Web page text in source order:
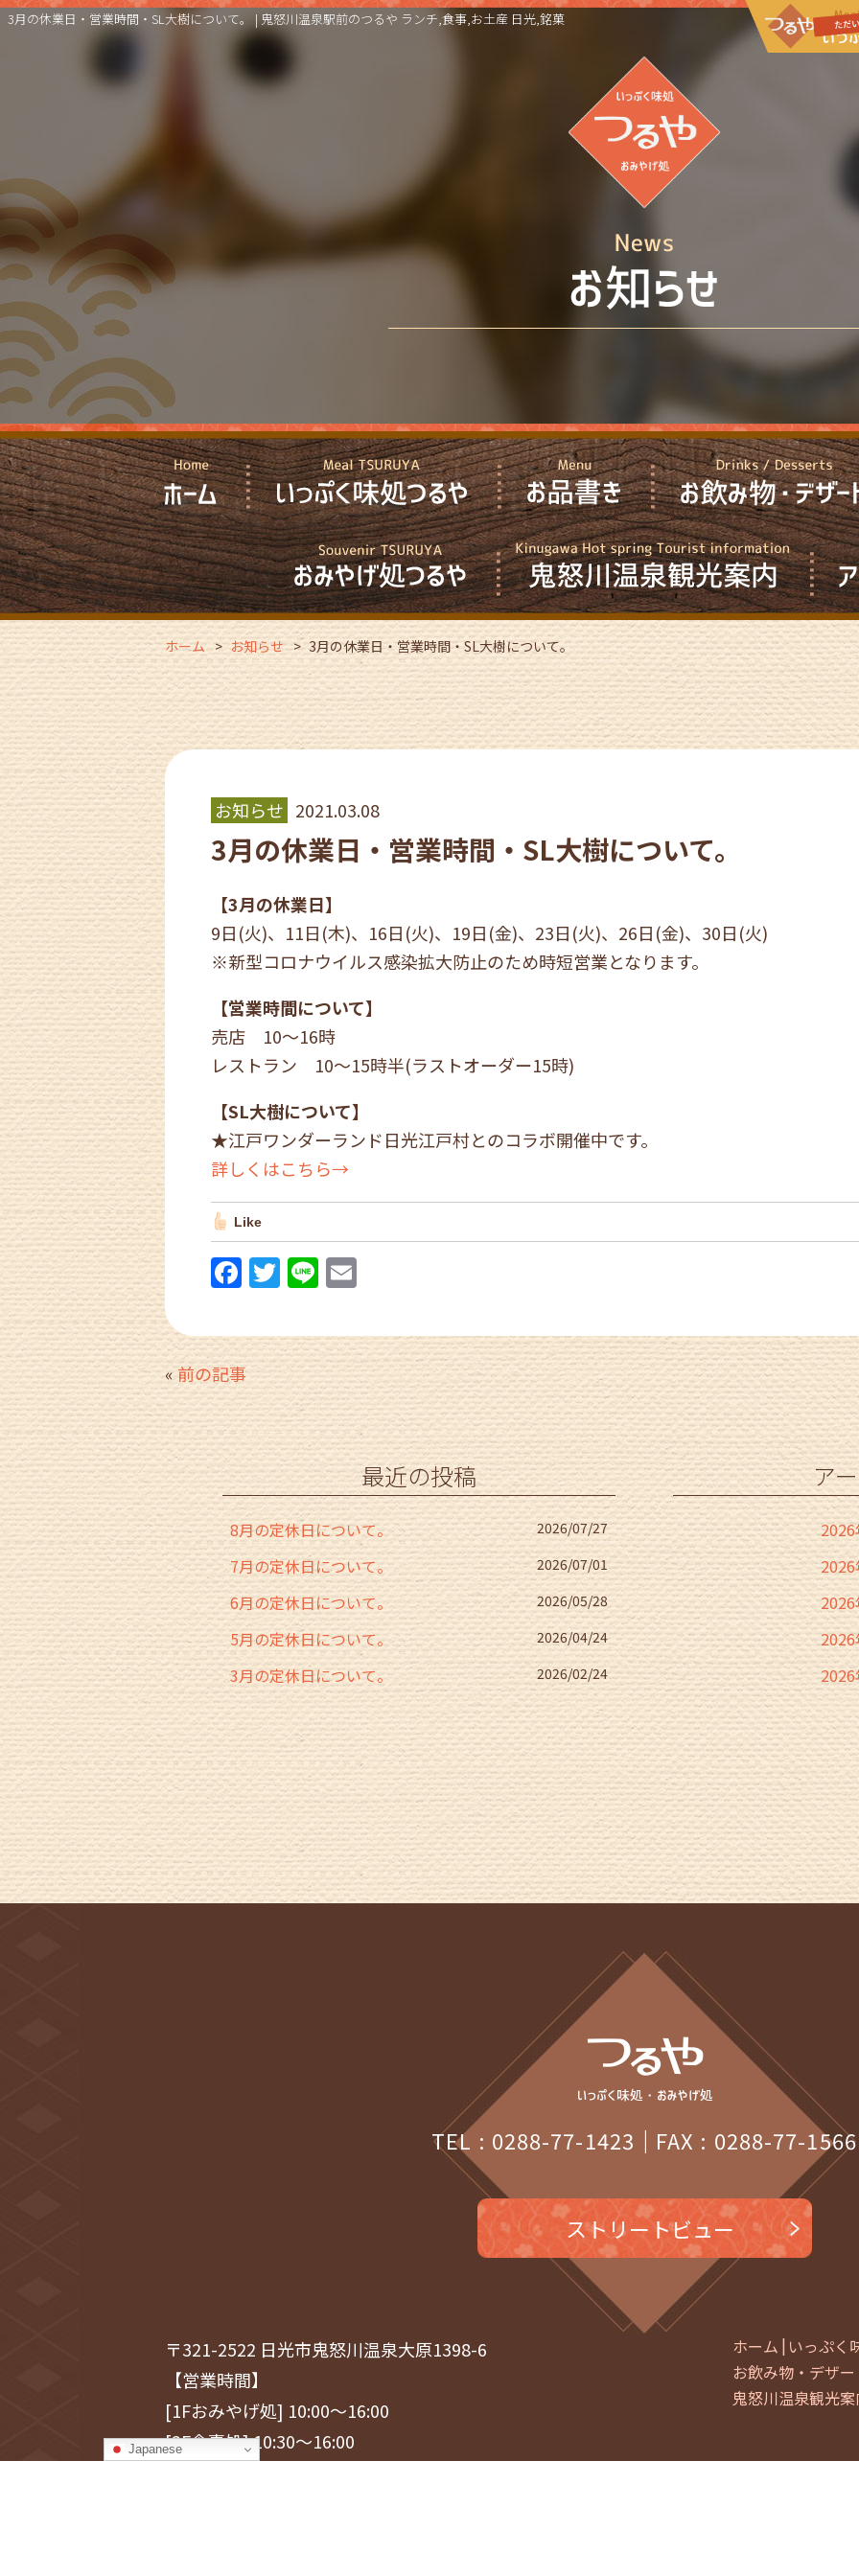
3月の休業日・営業時間・SL大樹について。 | 鬼怒川温泉駅前のつるや ランチ,食事,お土産 日光,銘菓
ホーム お知らせ 3月の休業日・営業時間・SL大樹について。
お知らせ 2021.03.08
3月の休業日・営業時間・SL大樹について。
【3月の休業日】
9日(火)、11日(木)、16日(火)、19日(金)、23日(火)、26日(金)、30日(火)
※新型コロナウイルス感染拡大防止のため時短営業となります。
【営業時間について】
売店 10～16時
レストラン 10～15時半(ラストオーダー15時)
【SL大樹について】
★江戸ワンダーランド日光江戸村とのコラボ開催中です。
詳しくはこちら→
Like
F
c
e
b
o
o
k
T
itt
er
Li
e ai
l
«前の記事
最近の投稿
8月の定休日について。 2026/07/27
7月の定休日について。 2026/07/01
6月の定休日について。 2026/05/28
5月の定休日について。 2026/04/24
3月の定休日について。 2026/02/24
ア
2025
2025
2025
2024
2024
TEL : 0288-77-1423 FAX : 0288-77-1566
ストリートビュー
〒321-2522 日光市鬼怒川温泉大原1398-6
【営業時間】
[1Fおみやげ処] 10:00～16:00
[2F食事処] 10:30～16:00
ホーム いっぷく
お飲み物・デザ
鬼怒川温泉観光
Japanese